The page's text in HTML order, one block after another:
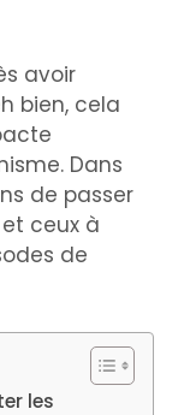
avoir
bien, cela
Dans
de passer
ceux à
de
les